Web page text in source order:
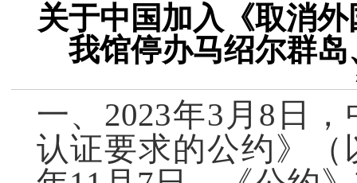
关于中国加入《取消
我馆停办马绍尔群
一、2023年3月8日
认证要求的公约》（